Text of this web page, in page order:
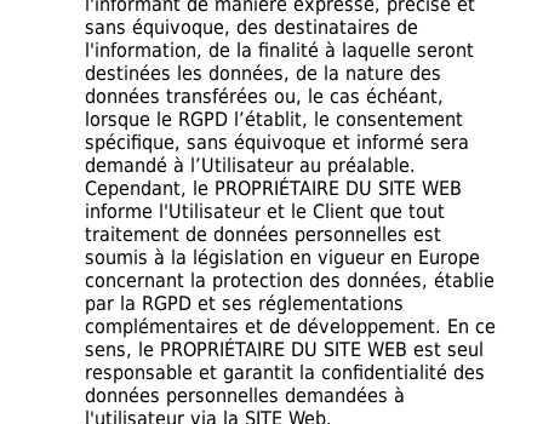
sans équivoque, des destinataires de
l'information, de la finalité à laquelle seront
destinées les données, de la nature des
données transférées ou, le cas échéant,
lorsque le RGPD l’établit, le consentement
spécifique, sans équivoque et informé sera
demandé à l’Utilisateur au préalable.
Cependant, le PROPRIÉTAIRE DU SITE WEB
informe l'Utilisateur et le Client que tout
traitement de données personnelles est
soumis à la législation en vigueur en Europe
concernant la protection des données, établie
par la RGPD et ses réglementations
complémentaires et de développement. En ce
sens, le PROPRIÉTAIRE DU SITE WEB est seul
responsable et garantit la confidentialité des
données personnelles demandées à
l'utilisateur via la SITE Web.